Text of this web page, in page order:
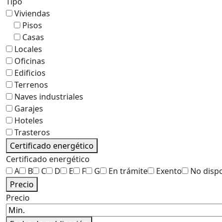
Viviendas
Pisos
Casas
Locales
Oficinas
Edificios
Terrenos
Naves industriales
Garajes
Hoteles
Trasteros
Certificado energético
Certificado energético
A
B C D E F G En trámite Exento
No
Precio
Precio